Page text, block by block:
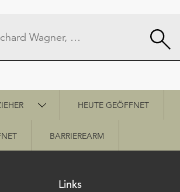
HEUTE GEÖFFNET
BARRIEREARM
Links